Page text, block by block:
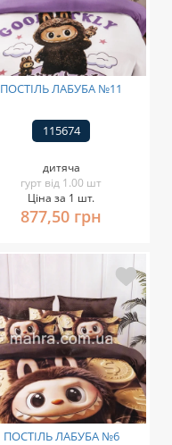
ПОСТІЛЬ ЛАБУБА №11
115674
дитяча
гурт від 1.00 шт
Ціна за 1 шт.
877,50 грн
ПОСТІЛЬ ЛАБУБА №6